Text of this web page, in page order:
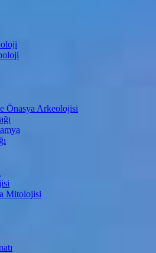
Önasya Arkeolojisi
Mitolojisi